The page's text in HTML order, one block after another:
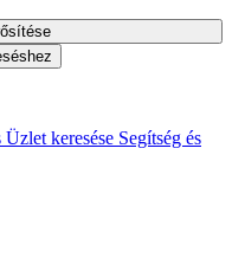
Üzlet keresése Segítség és